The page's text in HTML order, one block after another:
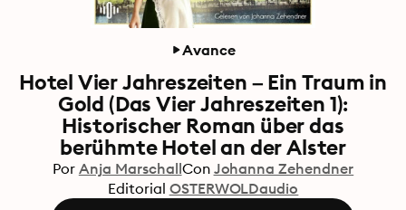
Avance
Hotel Vier Jahreszeiten – Ein Traum in
Gold (Das Vier Jahreszeiten 1):
Historischer Roman über das
berühmte Hotel an der Alster
Por Anja MarschallCon Johanna Zehendner
Editorial OSTERWOLDaudio